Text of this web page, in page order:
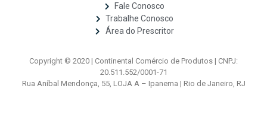
Fale Conosco
Trabalhe Conosco
Área do Prescritor
Copyright © 2020 | Continental Comércio de Produtos | CNPJ:
20.511.552/0001-71
Rua Aníbal Mendonça, 55, LOJA A – Ipanema | Rio de Janeiro, RJ